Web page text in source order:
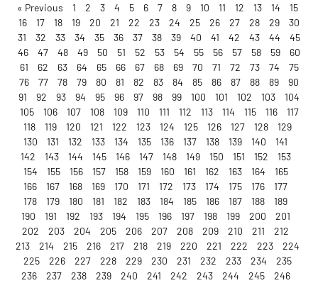
« Previous 1 2 3 4 5 6 7 8 9 10 11 12 13 14
15
16
17 18 19 20 21 22 23 24 25 26 27 28 29
30
31
32 33 34 35 36 37 38 39 40 41 42 43 44
45
46
47 48 49 50 51 52 53 54 55 56 57 58 59
60
61
62 63 64 65 66 67 68 69 70 71 72 73 74
75
76
77 78 79 80 81 82 83 84 85 86 87 88 89
90
91
92 93 94 95 96 97 98 99 100 101 102 103
104
105
106 107 108 109 110 111 112 113 114 115 116
117
118
119 120 121 122 123 124 125 126 127 128
129
130
131 132 133 134 135 136 137 138 139 140
141
142
143 144 145 146 147 148 149 150 151 152
153
154
155 156 157 158 159 160 161 162 163 164
165
166
167 168 169 170 171 172 173 174 175 176
177
178
179 180 181 182 183 184 185 186 187 188
189
190
191 192 193 194 195 196 197 198 199 200
201
202
203 204 205 206 207 208 209 210 211
212
213
214 215 216 217 218 219 220 221 222 223
224
225
226 227 228 229 230 231 232 233 234
235
236
237 238 239 240 241 242 243 244 245
246